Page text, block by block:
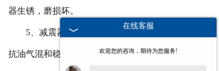
器生锈，磨损坏。
5、减震器油必须应有良好的工作稳定性，具有
抗油气混和稳定性、抗氧化稳定性。
在线客服
欢迎您的咨询，期待为您服务!